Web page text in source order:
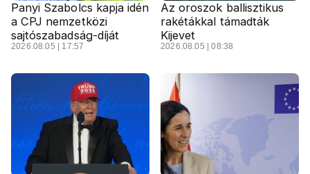
Panyi Szabolcs kapja idén
a CPJ nemzetközi
sajtószabadság-díját
2026.08.05 | 17:57
Az oroszok ballisztikus
rakétákkal támadták
Kijevet
2026.08.05 | 08:38